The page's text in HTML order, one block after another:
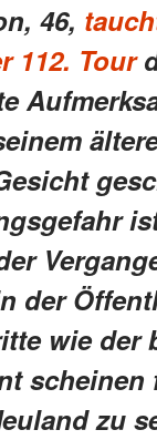
46,
112. Tour
der
wie der
zu